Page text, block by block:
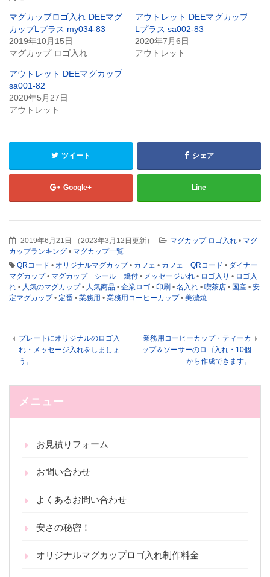
有
(新
し
い
ウ
ィ
ド
ウ
で
開
き
ま
す)
リ
ッ
ク
し
て
く
さ
い
し
い
ウ
開
ま
マグカップロゴ入れ DEEマグ
カップLプラス my034-83
2019年10月15日
マグカップ ロゴ入れ
アウトレット DEEマグカップ
Lプラス sa002-83
2020年7月6日
アウトレット
アウトレット DEEマグカップ
sa001-82
2020年5月27日
アウトレット
ツイート シェア
Google+ Line
2019年6月21日 （2023年3月12日更新） マグカップ ロゴ入れ • マグ
カップランキング • マグカップ一覧
QRコード • オリジナルマグカップ• カフェ • カフェ QRコード • ダイナー
マグカップ• マグカップ シール 焼付 • メッセージいれ • ロゴ入り • ロゴ入
れ • 人気のマグカップ• 人気商品 • 企業ロゴ • 印刷 • 名入れ • 喫茶店 • 国産 • 安
定マグカップ• 定番 • 業務用 • 業務用コーヒーカップ• 美濃焼
プレートにオリジナルのロゴ入
れ・メッセージ入れをしましょ
う。
業務用コーヒーカップ・ティーカ
ップ＆ソーサーのロゴ入れ・10個
から作成できます。
メニュー
お見積りフォーム
お問い合わせ
よくあるお問い合わせ
安さの秘密！
オリジナルマグカップロゴ入れ制作料金